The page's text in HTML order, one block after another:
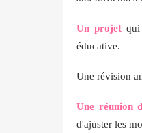
Un projetqui
éducative.
Une révision
Une réunion
d'ajuster les